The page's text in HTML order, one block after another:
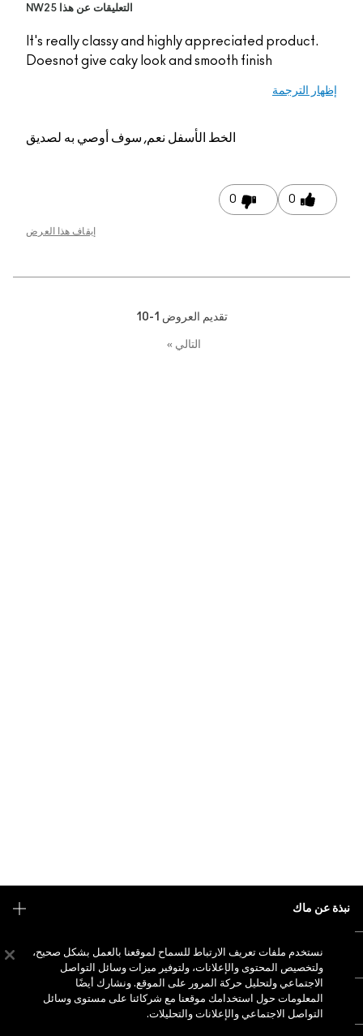
التعليقات عن هذا NW25
It's really classy and highly appreciated product.
Doesnot give caky look and smooth finish
إظهار الترجمة
الخط الأسفلنعم, سوف أوصي به لصديق
0
0
إيقاف هذا العرض
تقديم العروض 1-10
التالي»
نبذة عن ماك
ماك فيفا غلام
جمال بطريقة مسؤولة
التسوق أونلاين
الاشتراك في رسائل البريد الإلكتروني
هل تحتاجين إلى مساعدة؟
نستخدم ملفات تعريف الارتباط للسماح لموقعنا بالعمل بشكل صحيح،
ولتخصيص المحتوى والإعلانات، ولتوفير ميزات وسائل التواصل
الاجتماعي ولتحليل حركة المرور على الموقع. ونشارك أيضًا
المعلومات حول استخدامك موقعنا مع شركائنا على مستوى وسائل
التواصل الاجتماعي والإعلانات والتحليلات.